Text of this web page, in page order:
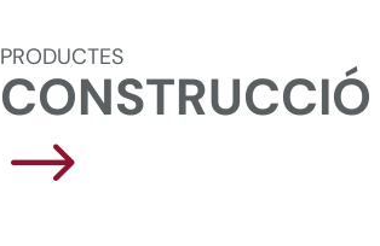
PRODUCTES
CONSTRUCCIÓ
$